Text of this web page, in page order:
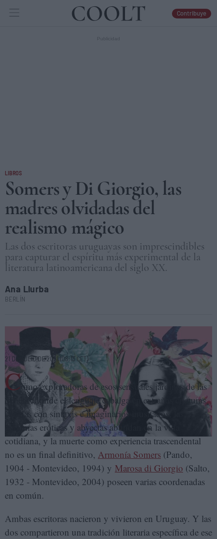
IDEAS
Contribuye
LIBROS
Somers y Di Giorgio, las
madres olvidadas del
realismo mágico
Las dos escritoras uruguayas son imprescindibles
para capturar el espíritu más experimental de la
literatura latinoamericana del siglo XX.
Ana Llurba
BERLÍN
Las escritoras uruguayas Armonía Somers y Marosa di Giorgio. ELENA
CANTÓN
21 DE JULIO DE 2021 (08:13 CET)
Como exploradoras de esos sensuales jardines de las
delicias donde el lenguaje cabalga en extrañas criaturas
creadas con sintaxis e imaginarios inusitados, las
epifanías eróticas y abyectas abundan en la vida
cotidiana, y la muerte como experiencia trascendental
no es un final definitivo, Armonía Somers (Pando,
1904 - Montevideo, 1994) y Marosa di Giorgio (Salto,
1932 - Montevideo, 2004) poseen varias coordenadas
en común.
Ambas escritoras nacieron y vivieron en Uruguay. Y las
dos compartieron una tradición literaria específica de ese